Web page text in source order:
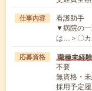
仕事内容
看護助手
▼病院の一
は…＞〇カ
応募資格 職種未経
不要
無資格・
採用予定